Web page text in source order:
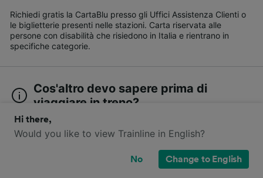
Richiedi gratis la CartaBlu presso gli Uffici Assistenza Clienti o
le biglietterie presenti nelle stazioni. Carta riservata alle
persone con disabilità che risiedono in Italia e rientrano in
specifiche categorie.
Cos'altro devo sapere prima di
viaggiare in treno?
Puoi collegare il tuo dispositivo elettronico alle
corrente presenti vicino ai sedili.
aria condizionata.
Hi there,
Would you like to view Trainline in English?
No Change to English